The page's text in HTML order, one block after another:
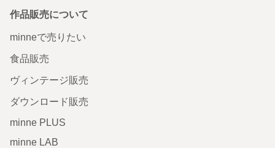
作品販売について
minneで売りたい
食品販売
ヴィンテージ販売
ダウンロード販売
minne PLUS
minne LAB